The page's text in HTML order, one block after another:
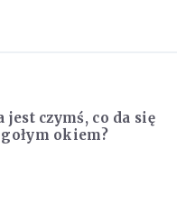
jest czymś, co da się
okiem?